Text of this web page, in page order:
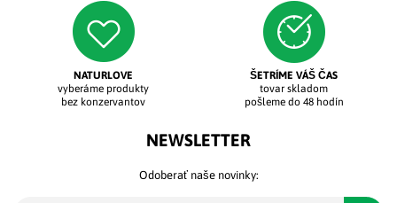
NATURLOVE
vyberáme produkty
bez konzervantov
ŠETRÍME VÁŠ ČAS
tovar skladom
pošleme do 48 hodín
NEWSLETTER
Odoberať naše novinky: